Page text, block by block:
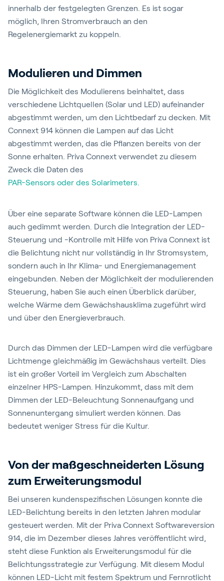
innerhalb der festgelegten Grenzen. Es ist sogar
möglich, Ihren Stromverbrauch an den
Regelenergiemarkt zu koppeln.
Modulieren und Dimmen
Die Möglichkeit des Modulierens beinhaltet, dass
verschiedene Lichtquellen (Solar und LED) aufeinander
abgestimmt werden, um den Lichtbedarf zu decken. Mit
Connext 914 können die Lampen auf das Licht
abgestimmt werden, das die Pflanzen bereits von der
Sonne erhalten. Priva Connext verwendet zu diesem
Zweck die Daten des
PAR-Sensors oder des Solarimeters.
Über eine separate Software können die LED-Lampen
auch gedimmt werden. Durch die Integration der LED-
Steuerung und -Kontrolle mit Hilfe von Priva Connext ist
die Belichtung nicht nur vollständig in Ihr Stromsystem,
sondern auch in Ihr Klima- und Energiemanagement
eingebunden. Neben der Möglichkeit der modulierenden
Steuerung, haben Sie auch einen Überblick darüber,
welche Wärme dem Gewächshausklima zugeführt wird
und über den Energieverbrauch.
Durch das Dimmen der LED-Lampen wird die verfügbare
Lichtmenge gleichmäßig im Gewächshaus verteilt. Dies
ist ein großer Vorteil im Vergleich zum Abschalten
einzelner HPS-Lampen. Hinzukommt, dass mit dem
Dimmen der LED-Beleuchtung Sonnenaufgang und
Sonnenuntergang simuliert werden können. Das
bedeutet weniger Stress für die Kultur.
Von der maßgeschneiderten Lösung
zum Erweiterungsmodul
Bei unseren kundenspezifischen Lösungen konnte die
LED-Belichtung bereits in den letzten Jahren modular
gesteuert werden. Mit der Priva Connext Softwareversion
914, die im Dezember dieses Jahres veröffentlicht wird,
steht diese Funktion als Erweiterungsmodul für die
Belichtungsstrategie zur Verfügung. Mit diesem Modul
können LED-Licht mit festem Spektrum und Fernrotlicht